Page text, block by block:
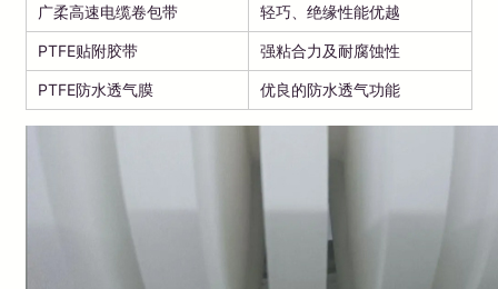
广柔高速电缆卷包带 轻巧、绝缘性能优越
PTFE贴附胶带 强粘合力及耐腐蚀性
PTFE防水透气膜 优良的防水透气功能